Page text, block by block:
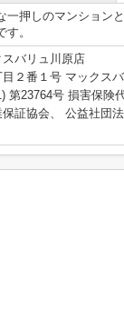
一押しのマンション
。
バリュ川原店
２番１号 マックス
第23764号 損害保険
証協会、 公益社団